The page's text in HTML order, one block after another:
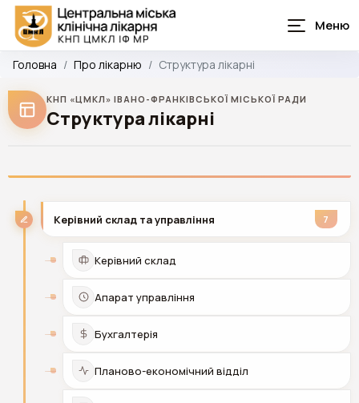
Головна Про лікарню Структура лікарні
КНП «ЦМКЛ» ІВАНО-ФРАНКІВСЬКОЇ МІСЬКОЇ РАДИ
Структура лікарні
Керівний склад та управління 7
Керівний склад
Апарат управління
Бухгалтерія
Планово-економічний відділ